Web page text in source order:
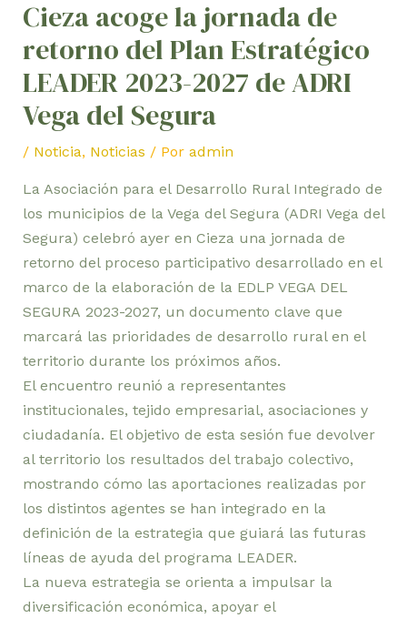
Cieza acoge la jornada de
retorno del Plan Estratégico
LEADER 2023-2027 de ADRI
Vega del Segura
/ Noticia, Noticias / Por admin
La Asociación para el Desarrollo Rural Integrado de
los municipios de la Vega del Segura (ADRI Vega del
Segura) celebró ayer en Cieza una jornada de
retorno del proceso participativo desarrollado en el
marco de la elaboración de la EDLP VEGA DEL
SEGURA 2023-2027, un documento clave que
marcará las prioridades de desarrollo rural en el
territorio durante los próximos años.
El encuentro reunió a representantes
institucionales, tejido empresarial, asociaciones y
ciudadanía. El objetivo de esta sesión fue devolver
al territorio los resultados del trabajo colectivo,
mostrando cómo las aportaciones realizadas por
los distintos agentes se han integrado en la
definición de la estrategia que guiará las futuras
líneas de ayuda del programa LEADER.
La nueva estrategia se orienta a impulsar la
diversificación económica, apoyar el